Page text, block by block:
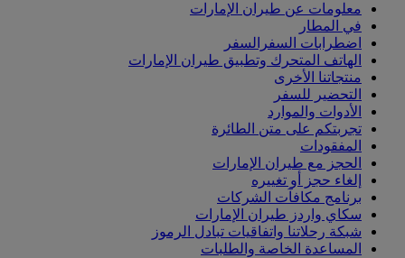
معلومات عن طيران الإمارات
في المطار
اضطرابات السفرالسفر
الهاتف المتحرك وتطبيق طيران الإمارات
منتجاتنا الأخرى
التحضير للسفر
الأدوات والموارد
تجربتكم على متن الطائرة
المفقودات
الحجز مع طيران الإمارات
إلغاء حجز أو تغييره
برنامج مكافآت الشركات
سكاي واردز طيران الإمارات
شبكة رحلاتنا واتفاقيات تبادل الرموز
المساعدة الخاصة والطلبات